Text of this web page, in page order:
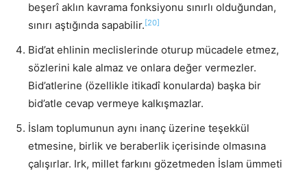
beşerî aklın kavrama fonksiyonu sınırlı olduğundan,
sınırı aştığında sapabilir.[20]
Bid’at ehlinin meclislerinde oturup mücadele etmez,
sözlerini kale almaz ve onlara değer vermezler.
Bid’atlerine (özellikle itikadî konularda) başka bir
bid’atle cevap vermeye kalkışmazlar.
İslam toplumunun aynı inanç üzerine teşekkül
etmesine, birlik ve beraberlik içerisinde olmasına
çalışırlar. Irk, millet farkını gözetmeden İslam ümmeti